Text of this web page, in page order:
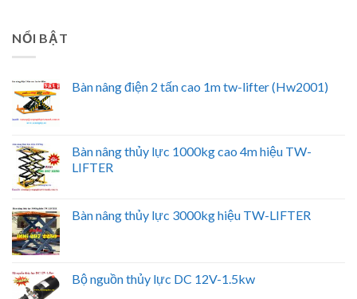
NỔI BẬT
Bàn nâng điện 2 tấn cao 1m tw-lifter (Hw2001)
Bàn nâng thủy lực 1000kg cao 4m hiệu TW-
LIFTER
Bàn nâng thủy lực 3000kg hiệu TW-LIFTER
Bộ nguồn thủy lực DC 12V-1.5kw